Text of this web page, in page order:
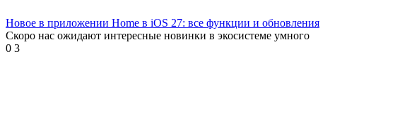
Новое в приложении Home в iOS 27: все функции и обновления
Скоро нас ожидают интересные новинки в экосистеме умного
0 3